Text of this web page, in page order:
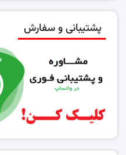
پشتیبانی و سفارش